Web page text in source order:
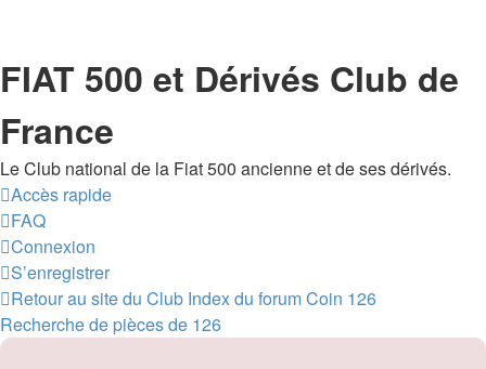
FIAT 500 et Dérivés Club de
France
Le Club national de la Fiat 500 ancienne et de ses dérivés.
Accès rapide
FAQ
Connexion
S’enregistrer
Retour au site du Club Index du forumCoin 126
Recherche de pièces de 126